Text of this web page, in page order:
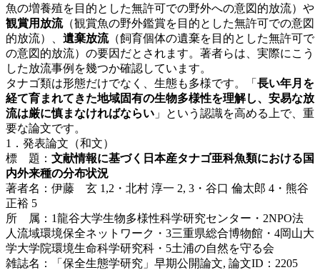
魚の増養殖を目的とした無許可での野外への意図的放流）や
観賞用放流（観賞魚の野外鑑賞を目的とした無許可での意図
的放流）、 遺棄放流（飼育個体の遺棄を目的とした無許可で
の意図的放流）の要因だとされます。著者らは、実際にこう
した放流事例を幾つか確認しています。
タナゴ類は形態だけでなく、生態も多様です。「 長い年月を
経て育まれてきた地域固有の生物多様性を理解し、安易な放
流は厳に慎まなければならい 」という認識を高める上で、重
要な論文です。
1．発表論文（和文）
標 題： 文献情報に基づく日本産タナゴ亜科魚類における国
内外来種の分布状況
著者名：伊藤 玄 1,2・北村 淳一 2, 3・谷口 倫太郎 4・熊谷
正裕 5
所 属：1龍谷大学生物多様性科学研究センター・2NPO法
人流域環境保全ネットワーク・3三重県総合博物館・4岡山大
学大学院環境生命科学研究科・5土浦の自然を守る会
雑誌名：「保全生態学研究」早期公開論文, 論文ID：2205